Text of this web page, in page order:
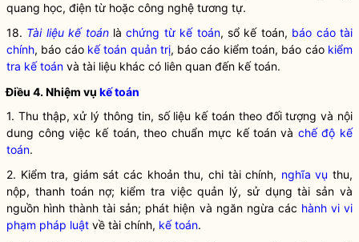
quang học, điện từ hoặc công nghệ tương tự.
18. Tài liệu kế toánlàchứng từ kế toán, sổ kế toán, báo cáo tài
chính, báo cáo kế toán quản trị, báo cáo kiểm toán, báo cáo kiểm
tra kế toán và tài liệu khác có liên quan đến kế toán.
Điều 4. Nhiệm vụ kế toán
1. Thu thập, xử lý thông tin, số liệu kế toán theo đối tượng và nội
dung công việc kế toán, theo chuẩn mực kế toán và chế độ kế
toán.
2. Kiểm tra, giám sát các khoản thu, chi tài chính, nghĩa vụ thu,
nộp, thanh toán nợ; kiểm tra việc quản lý, sử dụng tài sản và
nguồn hình thành tài sản; phát hiện và ngăn ngừa các hành vi vi
phạm pháp luật về tài chính, kế toán.